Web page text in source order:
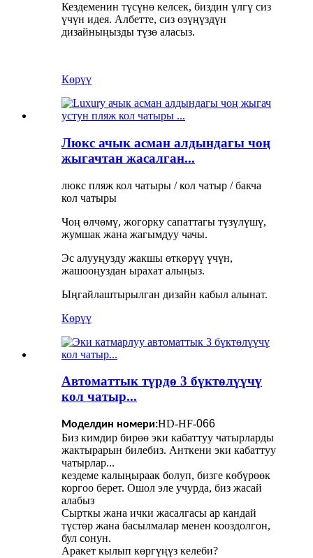
Кездеменин түсүнө келсек, биздин үлгү сиз
үчүн идея. Албетте, сиз өзүңүздүн
дизайныңызды түзө аласыз.
Көрүү
Люкс ачык асман алдындагы чоң
жыгачтан жасалган...
люкс пляж кол чатыры / кол чатыр / бакча
кол чатыры
Чоң өлчөмү, жогорку сапаттагы түзүлүшү,
жумшак жана жагымдуу чачы.
Эс алууңузду жакшы өткөрүү үчүн,
жашооңуздан ырахат алыңыз.
Ыңгайлаштырылган дизайн кабыл алынат.
Көрүү
Автоматтык түрдө 3 бүктөлүүчү
кол чатыр...
Моделдин номери:HD-HF-066
Биз кимдир бирөө эки кабаттуу чатырларды
жактырарын билебиз. Анткени эки кабаттуу
чатырлар...
кездеме калыңыраак болуп, бизге көбүрөөк
коргоо берет. Ошол эле учурда, биз жасай
алабыз
Сырткы жана ички жасалгасы ар кандай
түстөр жана басылмалар менен кооздолгон,
бул сонун.
Аракет кылып көргүңүз келеби?